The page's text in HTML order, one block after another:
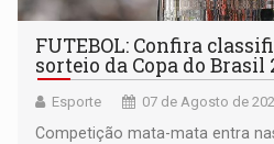
FUTEBOL: Confira
sorteio da Copa do Brasil
Esporte 07 de Agosto de
Competição mata-mata entra